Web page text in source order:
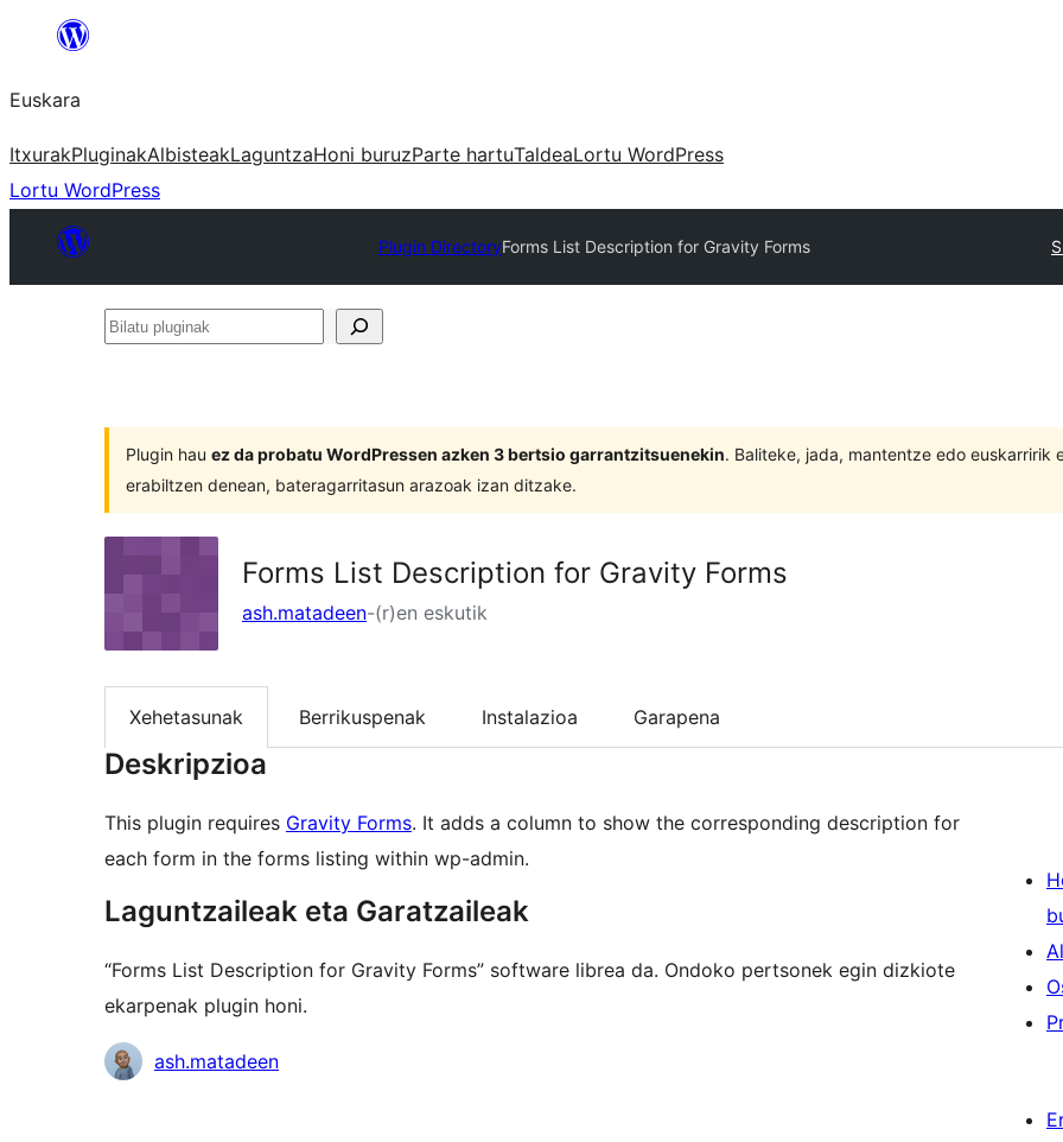
Euskara
ItxurakPluginakAlbisteakLaguntzaHoni buruzParte hartuTaldeaLortu WordPress
Lortu WordPress
Plugin DirectoryForms List Description for Gravity Forms
Bilatu
Plugin hau ez da probatu WordPressen azken 3 bertsio garrantzitsuenekin. Baliteke, jada, mantentze edo euskarririk
erabiltzen denean, bateragarritasun arazoak izan ditzake.
Forms List Description for Gravity Forms
ash.matadeen-(r)en eskutik
Xehetasunak Berrikuspenak Instalazioa Garapena
Deskripzioa
This plugin requires Gravity Forms. It adds a column to show the corresponding description for
each form in the forms listing within wp-admin.
Laguntzaileak eta Garatzaileak
“Forms List Description for Gravity Forms” software librea da. Ondoko pertsonek egin dizkiote
ekarpenak plugin honi.
Laguntzaileak
ash.matadeen